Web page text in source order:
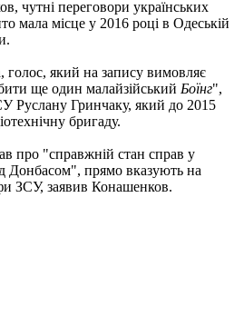
чутні переговори українських
мала місце у 2016 році в Одеській
який на запису вимовляє
ще один малайзійський Боїнг",
Руслану Гринчаку, який до 2015
бригаду.
про "справжній стан справ у
Донбасом", прямо вказують на
ЗСУ, заявив Конашенков.